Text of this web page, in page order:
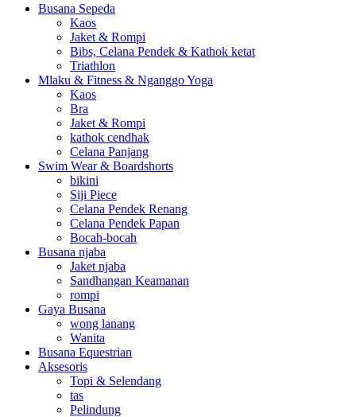
Busana Sepeda
Kaos
Jaket & Rompi
Bibs, Celana Pendek & Kathok ketat
Triathlon
Mlaku & Fitness & Nganggo Yoga
Kaos
Bra
Jaket & Rompi
kathok cendhak
Celana Panjang
Swim Wear & Boardshorts
bikini
Siji Piece
Celana Pendek Renang
Celana Pendek Papan
Bocah-bocah
Busana njaba
Jaket njaba
Sandhangan Keamanan
rompi
Gaya Busana
wong lanang
Wanita
Busana Equestrian
Aksesoris
Topi & Selendang
tas
Pelindung